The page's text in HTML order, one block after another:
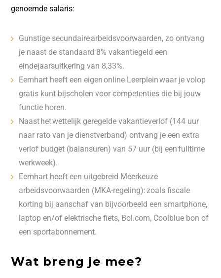
genoemde salaris:
Gunstige secundaire arbeidsvoorwaarden, zo ontvang
je naast de standaard 8% vakantiegeld een
eindejaarsuitkering van 8,33%.
Eemhart heeft een eigen online Leerplein waar je volop
gratis kunt bijscholen voor competenties die bij jouw
functie horen.
Naast het wettelijk geregelde vakantieverlof (144 uur
naar rato van je dienstverband) ontvang je een extra
verlof budget (balansuren) van 57 uur (bij een fulltime
werkweek).
Eemhart heeft een uitgebreid Meerkeuze
arbeidsvoorwaarden (MKA-regeling): zoals fiscale
korting bij aanschaf van bijvoorbeeld een smartphone,
laptop en/of elektrische fiets, Bol.com, Coolblue bon of
een sportabonnement.
Wat breng je mee?